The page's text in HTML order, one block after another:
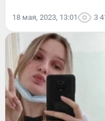
18 мая, 2023, 13:01 3